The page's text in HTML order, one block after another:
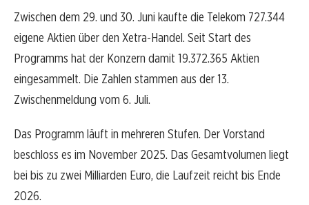
Zwischen dem 29. und 30. Juni kaufte die Telekom 727.344
eigene Aktien über den Xetra-Handel. Seit Start des
Programms hat der Konzern damit 19.372.365 Aktien
eingesammelt. Die Zahlen stammen aus der 13.
Zwischenmeldung vom 6. Juli.
Das Programm läuft in mehreren Stufen. Der Vorstand
beschloss es im November 2025. Das Gesamtvolumen liegt
bei bis zu zwei Milliarden Euro, die Laufzeit reicht bis Ende
2026.